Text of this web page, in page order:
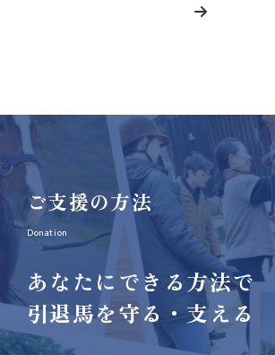
ご支援の方法
Donation
あなたにできる方法で
引退馬を守る・支える